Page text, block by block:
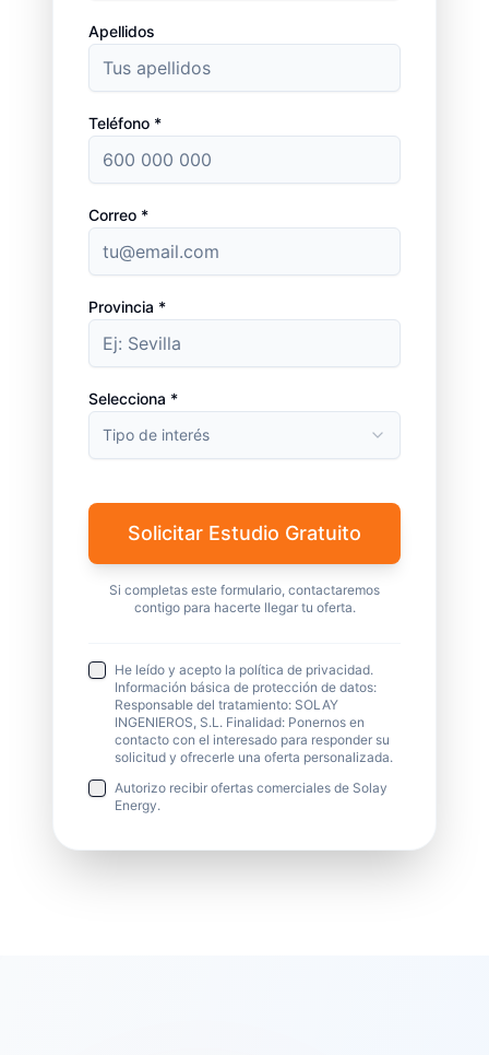
Apellidos
Teléfono *
Correo *
Provincia *
Selecciona *
Tipo de interés
Solicitar Estudio Gratuito
Si completas este formulario, contactaremos
contigo para hacerte llegar tu oferta.
He leído y acepto la política de privacidad.
Información básica de protección de datos:
Responsable del tratamiento: SOLAY
INGENIEROS, S.L. Finalidad: Ponernos en
contacto con el interesado para responder su
solicitud y ofrecerle una oferta personalizada.
Autorizo recibir ofertas comerciales de Solay
Energy.